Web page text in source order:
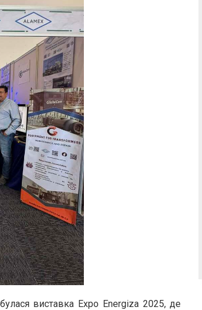
виставка Expo Energiza 2025, де